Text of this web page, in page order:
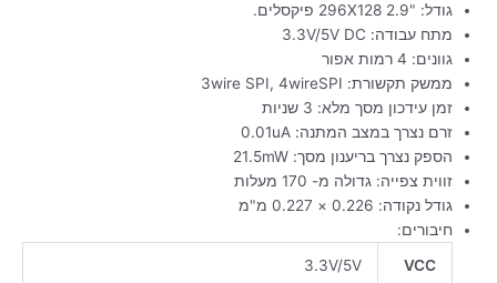
גודל: "2.9 296X128 פיקסלים.
מתח עבודה: 3.3V/5V DC
גוונים: 4 רמות אפור
ממשק תקשורת: 3wire SPI, 4wireSPI
זמן עידכון מסך מלא: 3 שניות
זרם נצרך במצב המתנה: 0.01uA
הספק נצרך בריענון מסך: 21.5mW
זווית צפייה: גדולה מ- 170 מעלות
גודל נקודה: 0.226 × 0.227 מ"מ
חיבורים:
VCC
3.3V/5V